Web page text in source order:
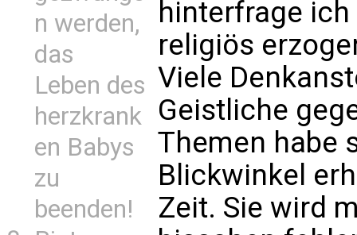
n werden,
das
Leben des
herzkrank
en Babys
zu
beenden!
hinterfrage
religiös
Viele
Geistliche
Themen habe
Blickwinkel
Zeit. Sie wird